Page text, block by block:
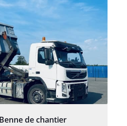
de chantier